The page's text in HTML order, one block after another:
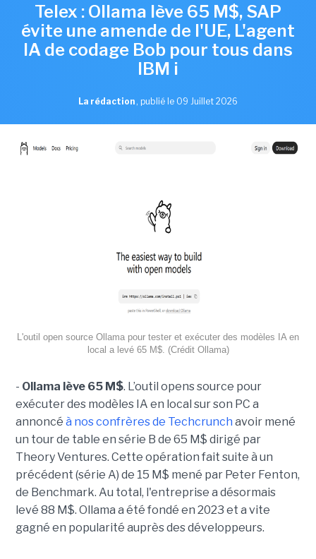
Telex : Ollama lève 65 M$, SAP
évite une amende de l'UE, L'agent
IA de codage Bob pour tous dans
IBM i
La rédaction , publié le 09 Juillet 2026
L'outil open source Ollama pour tester et exécuter des modèles IA en
local a levé 65 M$. (Crédit Ollama)
- Ollama lève 65 M$. L’outil opens source pour
exécuter des modèles IA en local sur son PC a
annoncé à nos confrères de Techcrunch avoir mené
un tour de table en série B de 65 M$ dirigé par
Theory Ventures. Cette opération fait suite à un
précédent (série A) de 15 M$ mené par Peter Fenton,
de Benchmark. Au total, l'entreprise a désormais
levé 88 M$. Ollama a été fondé en 2023 et a vite
gagné en popularité auprès des développeurs.